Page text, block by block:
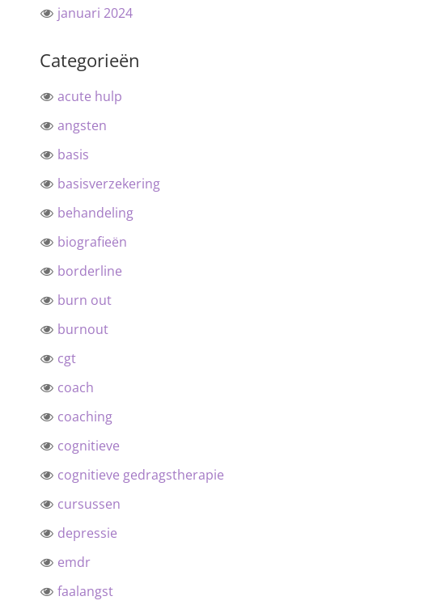
januari 2024
Categorieën
acute hulp
angsten
basis
basisverzekering
behandeling
biografieën
borderline
burn out
burnout
cgt
coach
coaching
cognitieve
cognitieve gedragstherapie
cursussen
depressie
emdr
faalangst